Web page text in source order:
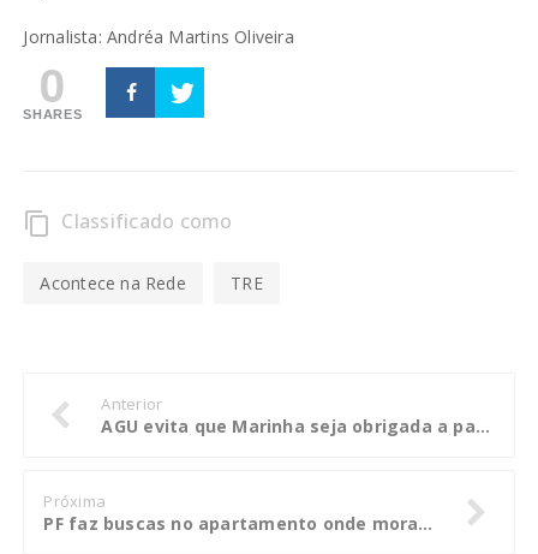
Jornalista: Andréa Martins Oliveira
0
SHARES
content_copy Classificado como
Acontece na Rede TRE
Anterior
AGU evita que Marinha seja obrigada a pagar indevidamente R$ 94 mil a aposentado
Próxima
PF faz buscas no apartamento onde mora ex-governador de MS na 5ª fase da operação Lama Asfáltica